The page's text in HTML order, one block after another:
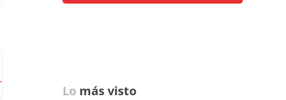
Lo más visto